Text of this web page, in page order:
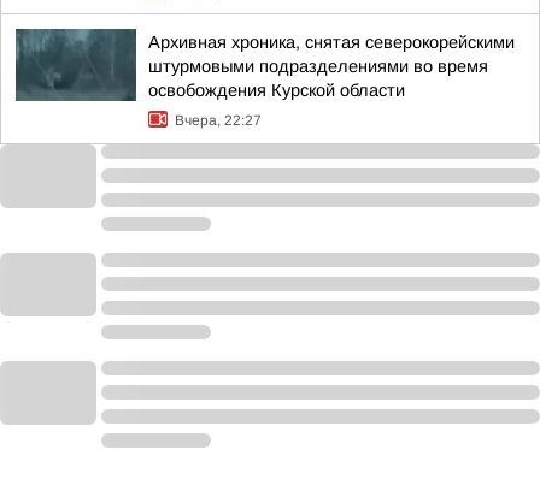
Архивная хроника, снятая северокорейскими
штурмовыми подразделениями во время
освобождения Курской области
Вчера, 22:27